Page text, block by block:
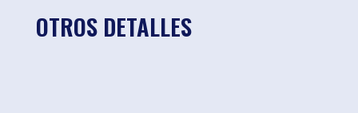
OTROS DETALLES